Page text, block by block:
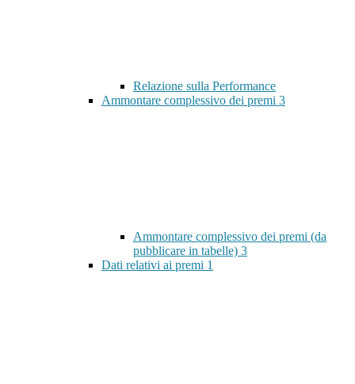
Relazione sulla Performance
Ammontare complessivo dei premi 3
Ammontare complessivo dei premi (da
pubblicare in tabelle) 3
Dati relativi ai premi 1